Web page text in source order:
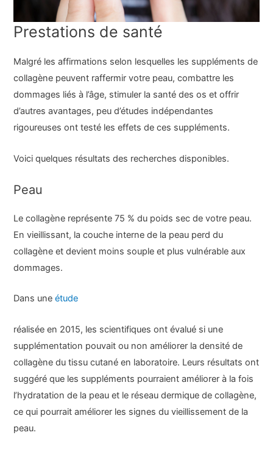
Prestations de santé
Malgré les affirmations selon lesquelles les suppléments de
collagène peuvent raffermir votre peau, combattre les
dommages liés à l’âge, stimuler la santé des os et offrir
d’autres avantages, peu d’études indépendantes
rigoureuses ont testé les effets de ces suppléments.
Voici quelques résultats des recherches disponibles.
Peau
Le collagène représente 75 % du poids sec de votre peau.
En vieillissant, la couche interne de la peau perd du
collagène et devient moins souple et plus vulnérable aux
dommages.
Dans uneétude
réalisée en 2015, les scientifiques ont évalué si une
supplémentation pouvait ou non améliorer la densité de
collagène du tissu cutané en laboratoire. Leurs résultats ont
suggéré que les suppléments pourraient améliorer à la fois
l’hydratation de la peau et le réseau dermique de collagène,
ce qui pourrait améliorer les signes du vieillissement de la
peau.